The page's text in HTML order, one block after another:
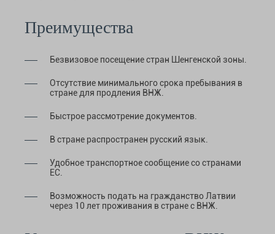
Преимущества
Безвизовое посещение стран Шенгенской зоны.
Отсутствие минимального срока пребывания в
стране для продления ВНЖ.
Быстрое рассмотрение документов.
В стране распространен русский язык.
Удобное транспортное сообщение со странами
ЕС.
Возможность подать на гражданство Латвии
через 10 лет проживания в стране с ВНЖ.